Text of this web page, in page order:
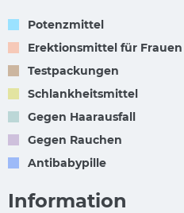
Potenzmittel
Erektionsmittel für Frauen
Testpackungen
Schlankheitsmittel
Gegen Haarausfall
Gegen Rauchen
Antibabypille
Information